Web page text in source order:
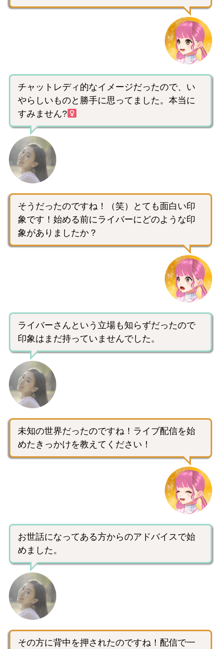
チャットレディ的なイメージだったので、い
やらしいものと勝手に思ってました。本当に
すみません?‍
そうだったのですね！（笑）とても面白い印
象です！始める前にライバーにどのような印
象がありましたか？
ライバーさんという立場も知らずだったので
印象はまだ持っていませんでした。
未知の世界だったのですね！ライブ配信を始
めたきっかけを教えてください！
お世話になってある方からのアドバイスで始
めました。
その方に背中を押されたのですね！配信で一